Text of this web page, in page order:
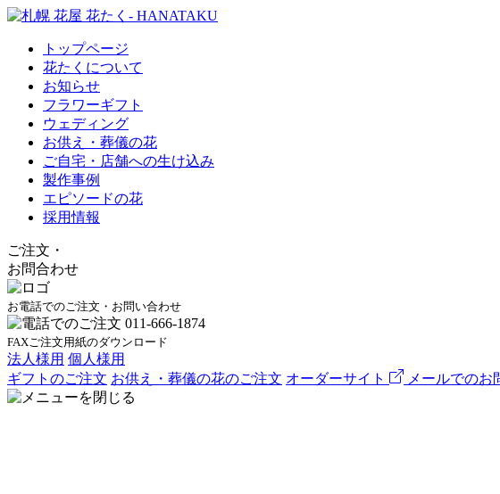
トップページ
花たくについて
お知らせ
フラワーギフト
ウェディング
お供え・葬儀の花
ご自宅・店舗への生け込み
製作事例
エピソードの花
採用情報
ご注文 ・
お問合わせ
お電話でのご注文・お問い合わせ
FAXご注文用紙のダウンロード
法人様用 個人様用
ギフトのご注文 お供え・葬儀の花のご注文 オーダーサイト メールでのお